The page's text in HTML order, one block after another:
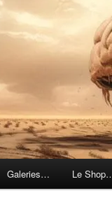
Galeries… Le